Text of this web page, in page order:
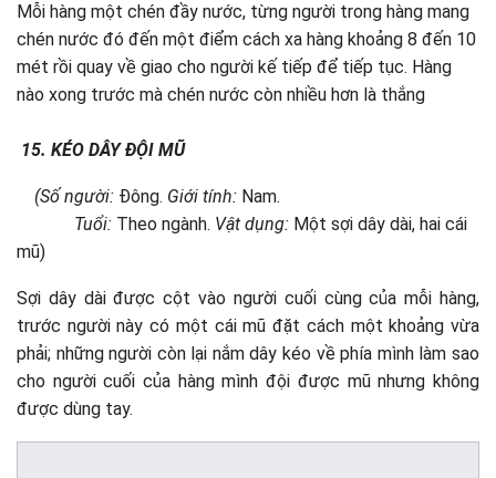
Mỗi hàng một chén đầy nước, từng người trong hàng mang
chén nước đó đến một điểm cách xa hàng khoảng 8 đến 10
mét rồi quay về giao cho người kế tiếp để tiếp tục. Hàng
nào xong trước mà chén nước còn nhiều hơn là thắng
15. KÉO DÂY ĐỘI MŨ
(Số người: Đông. Giới tính: Nam.
Tuổi: Theo ngành. Vật dụng: Một sợi dây dài, hai cái
mũ)
Sợi dây dài được cột vào người cuối cùng của mỗi hàng,
trước người này có một cái mũ đặt cách một khoảng vừa
phải; những người còn lại nắm dây kéo về phía mình làm sao
cho người cuối của hàng mình đội được mũ nhưng không
được dùng tay.